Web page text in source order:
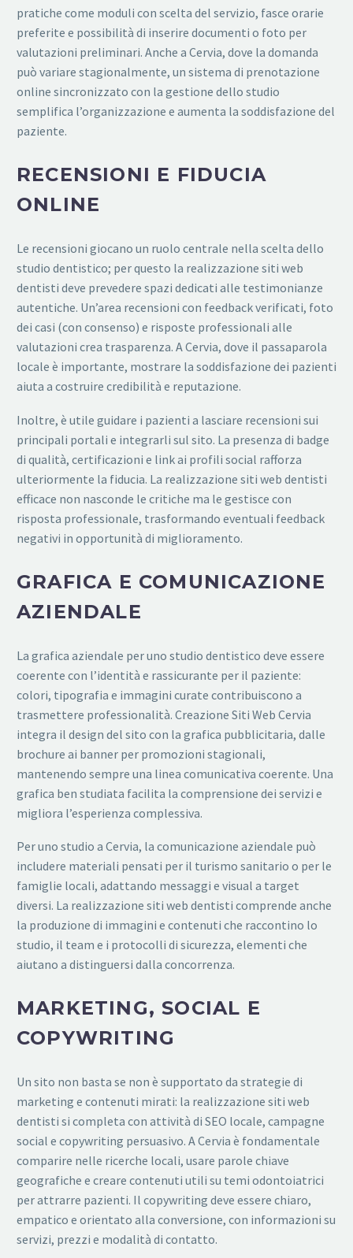
pratiche come moduli con scelta del servizio, fasce orarie
preferite e possibilità di inserire documenti o foto per
valutazioni preliminari. Anche a Cervia, dove la domanda
può variare stagionalmente, un sistema di prenotazione
online sincronizzato con la gestione dello studio
semplifica l’organizzazione e aumenta la soddisfazione del
paziente.
RECENSIONI E FIDUCIA
ONLINE
Le recensioni giocano un ruolo centrale nella scelta dello
studio dentistico; per questo la realizzazione siti web
dentisti deve prevedere spazi dedicati alle testimonianze
autentiche. Un’area recensioni con feedback verificati, foto
dei casi (con consenso) e risposte professionali alle
valutazioni crea trasparenza. A Cervia, dove il passaparola
locale è importante, mostrare la soddisfazione dei pazienti
aiuta a costruire credibilità e reputazione.
Inoltre, è utile guidare i pazienti a lasciare recensioni sui
principali portali e integrarli sul sito. La presenza di badge
di qualità, certificazioni e link ai profili social rafforza
ulteriormente la fiducia. La realizzazione siti web dentisti
efficace non nasconde le critiche ma le gestisce con
risposta professionale, trasformando eventuali feedback
negativi in opportunità di miglioramento.
GRAFICA E COMUNICAZIONE
AZIENDALE
La grafica aziendale per uno studio dentistico deve essere
coerente con l’identità e rassicurante per il paziente:
colori, tipografia e immagini curate contribuiscono a
trasmettere professionalità. Creazione Siti Web Cervia
integra il design del sito con la grafica pubblicitaria, dalle
brochure ai banner per promozioni stagionali,
mantenendo sempre una linea comunicativa coerente. Una
grafica ben studiata facilita la comprensione dei servizi e
migliora l’esperienza complessiva.
Per uno studio a Cervia, la comunicazione aziendale può
includere materiali pensati per il turismo sanitario o per le
famiglie locali, adattando messaggi e visual a target
diversi. La realizzazione siti web dentisti comprende anche
la produzione di immagini e contenuti che raccontino lo
studio, il team e i protocolli di sicurezza, elementi che
aiutano a distinguersi dalla concorrenza.
MARKETING, SOCIAL E
COPYWRITING
Un sito non basta se non è supportato da strategie di
marketing e contenuti mirati: la realizzazione siti web
dentisti si completa con attività di SEO locale, campagne
social e copywriting persuasivo. A Cervia è fondamentale
comparire nelle ricerche locali, usare parole chiave
geografiche e creare contenuti utili su temi odontoiatrici
per attrarre pazienti. Il copywriting deve essere chiaro,
empatico e orientato alla conversione, con informazioni su
servizi, prezzi e modalità di contatto.